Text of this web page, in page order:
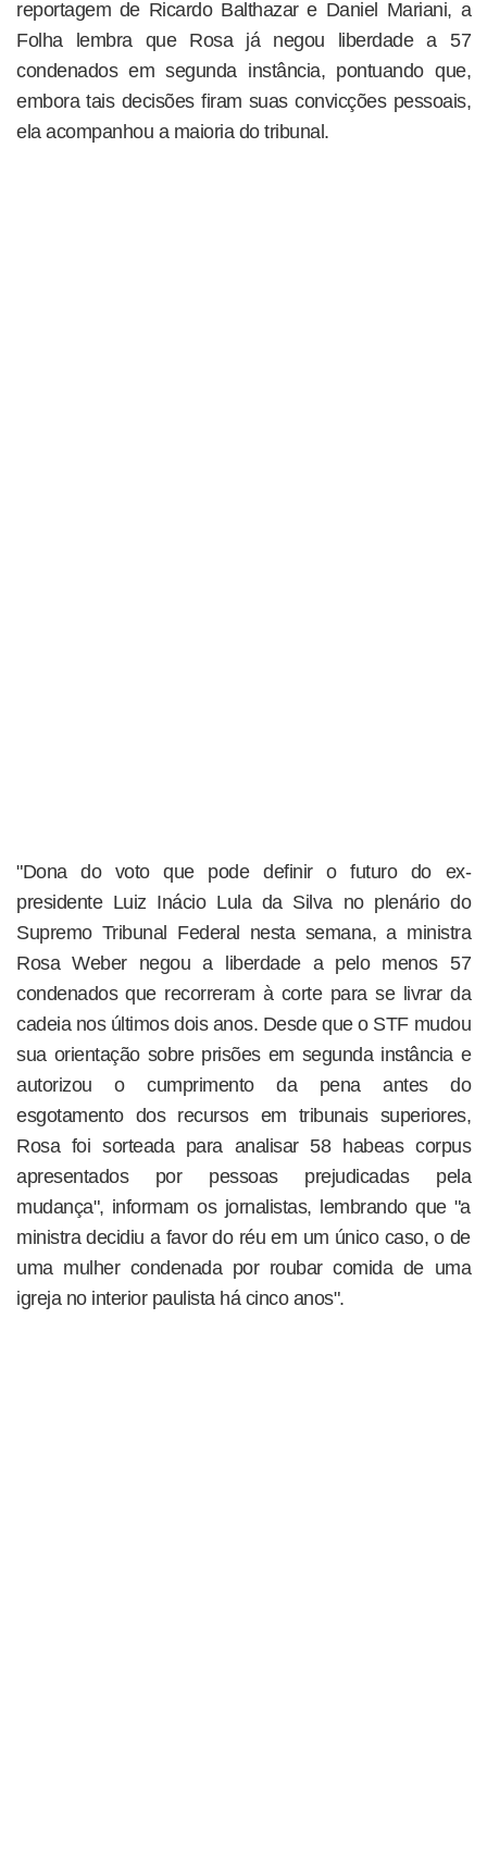
reportagem de Ricardo Balthazar e Daniel Mariani, a
Folha lembra que Rosa já negou liberdade a 57
condenados em segunda instância, pontuando que,
embora tais decisões firam suas convicções pessoais,
ela acompanhou a maioria do tribunal.
"Dona do voto que pode definir o futuro do ex-
presidente Luiz Inácio Lula da Silva no plenário do
Supremo Tribunal Federal nesta semana, a ministra
Rosa Weber negou a liberdade a pelo menos 57
condenados que recorreram à corte para se livrar da
cadeia nos últimos dois anos. Desde que o STF mudou
sua orientação sobre prisões em segunda instância e
autorizou o cumprimento da pena antes do
esgotamento dos recursos em tribunais superiores,
Rosa foi sorteada para analisar 58 habeas corpus
apresentados por pessoas prejudicadas pela
mudança", informam os jornalistas, lembrando que "a
ministra decidiu a favor do réu em um único caso, o de
uma mulher condenada por roubar comida de uma
igreja no interior paulista há cinco anos".